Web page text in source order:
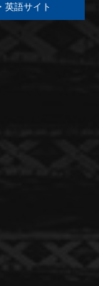
英語サイト